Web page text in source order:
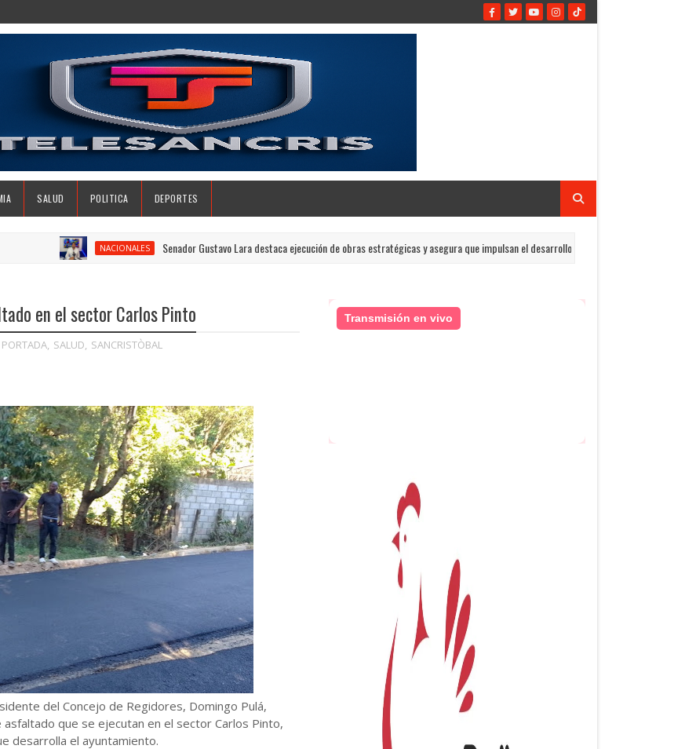
SALUD POLITICA DEPORTES
NACIONALES Senador Gustavo Lara destaca ejecución de obras estratégicas y asegura que impulsan el desarrollo de San Cristóbal
en el sector Carlos Pinto
PORTADA, SALUD, SANCRISTÒBAL
del Concejo de Regidores, Domingo Pulá,
que se ejecutan en el sector Carlos Pinto,
desarrolla el ayuntamiento.
Transmisión en vivo